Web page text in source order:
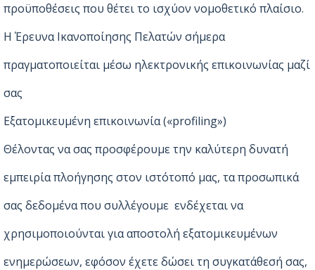
προϋποθέσεις που θέτει το ισχύον νομοθετικό πλαίσιο.
Η Έρευνα Ικανοποίησης Πελατών σήμερα
πραγματοποιείται μέσω ηλεκτρονικής επικοινωνίας μαζί
σας
Εξατομικευμένη επικοινωνία («profiling»)
Θέλοντας να σας προσφέρουμε την καλύτερη δυνατή
εμπειρία πλοήγησης στον ιστότοπό μας, τα προσωπικά
σας δεδομένα που συλλέγουμε ενδέχεται να
χρησιμοποιούνται για αποστολή εξατομικευμένων
ενημερώσεων, εφόσον έχετε δώσει τη συγκατάθεσή σας,